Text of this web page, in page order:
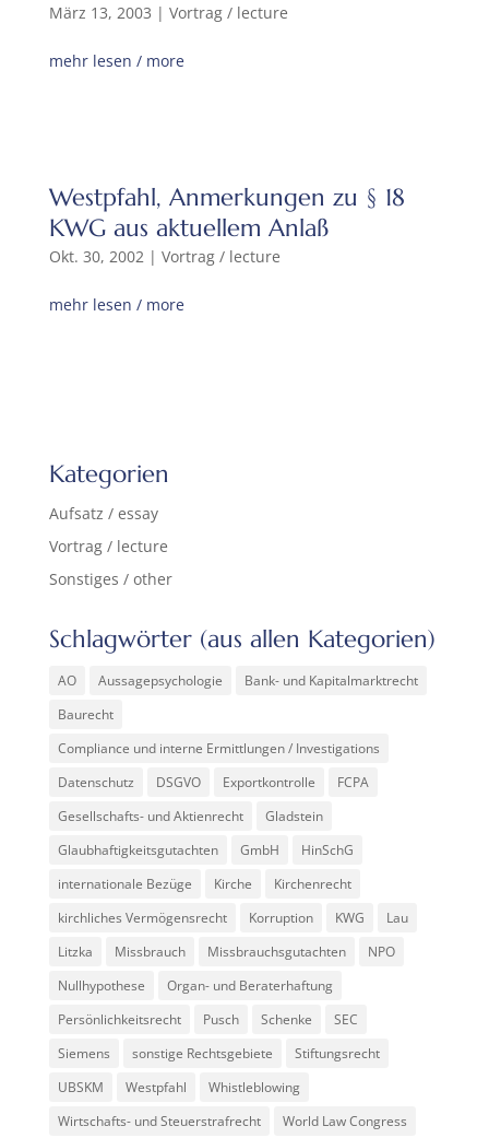
März 13, 2003 | Vortrag / lecture
mehr lesen / more
Westpfahl, Anmerkungen zu § 18
KWG aus aktuellem Anlaß
Okt. 30, 2002| Vortrag / lecture
mehr lesen / more
Kategorien
Aufsatz / essay
Vortrag / lecture
Sonstiges / other
Schlagwörter (aus allen Kategorien)
AO Aussagepsychologie
Bank- und Kapitalmarktrecht
Baurecht
Compliance und interne Ermittlungen / Investigations
Datenschutz
DSGVO Exportkontrolle
FCPA
Gesellschafts- und Aktienrecht
Gladstein
Glaubhaftigkeitsgutachten
GmbH
HinSchG
internationale Bezüge
Kirche
Kirchenrecht
kirchliches Vermögensrecht
Korruption KWG
Lau
Litzka
Missbrauch Missbrauchsgutachten
NPO
Nullhypothese
Organ- und Beraterhaftung
Persönlichkeitsrecht
Pusch Schenke
SEC
Siemens
sonstige Rechtsgebiete
Stiftungsrecht
UBSKM
Westpfahl
Whistleblowing
Wirtschafts- und Steuerstrafrecht
World Law Congress